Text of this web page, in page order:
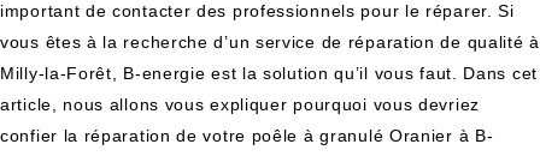
important de contacter des professionnels pour le réparer. Si
vous êtes à la recherche d’un service de réparation de qualité à
Milly-la-Forêt, B-energie est la solution qu’il vous faut. Dans cet
article, nous allons vous expliquer pourquoi vous devriez
confier la réparation de votre poêle à granulé Oranier à B-